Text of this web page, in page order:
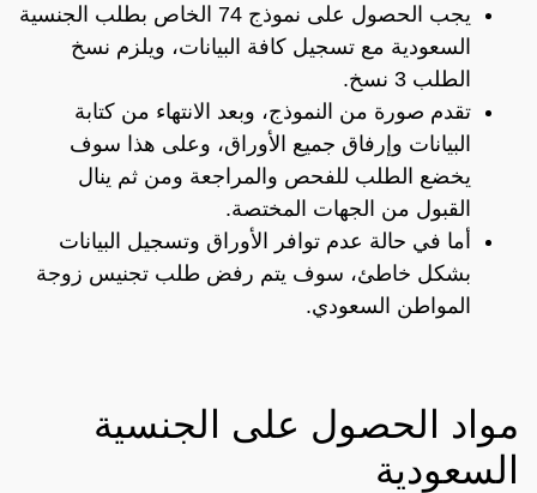
يجب الحصول على نموذج 74 الخاص بطلب الجنسية
السعودية مع تسجيل كافة البيانات، ويلزم نسخ
الطلب 3 نسخ.
تقدم صورة من النموذج، وبعد الانتهاء من كتابة
البيانات وإرفاق جميع الأوراق، وعلى هذا سوف
يخضع الطلب للفحص والمراجعة ومن ثم ينال
القبول من الجهات المختصة.
أما في حالة عدم توافر الأوراق وتسجيل البيانات
بشكل خاطئ، سوف يتم رفض طلب تجنيس زوجة
المواطن السعودي.
مواد الحصول على الجنسية
السعودية